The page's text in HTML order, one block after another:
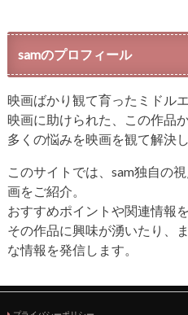
samのプロフィール
映画ばかり観て育ったミドルエ
映画に助けられた、この作品
多くの悩みを映画を観て解決
このサイトでは、sam独自の
画をご紹介。
おすすめポイントや関連情報
その作品に興味が湧いたり、
な情報を発信します。